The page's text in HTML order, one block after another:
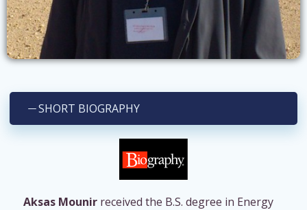
SHORT BIOGRAPHY
Aksas Mounir received the B.S. degree in Energy